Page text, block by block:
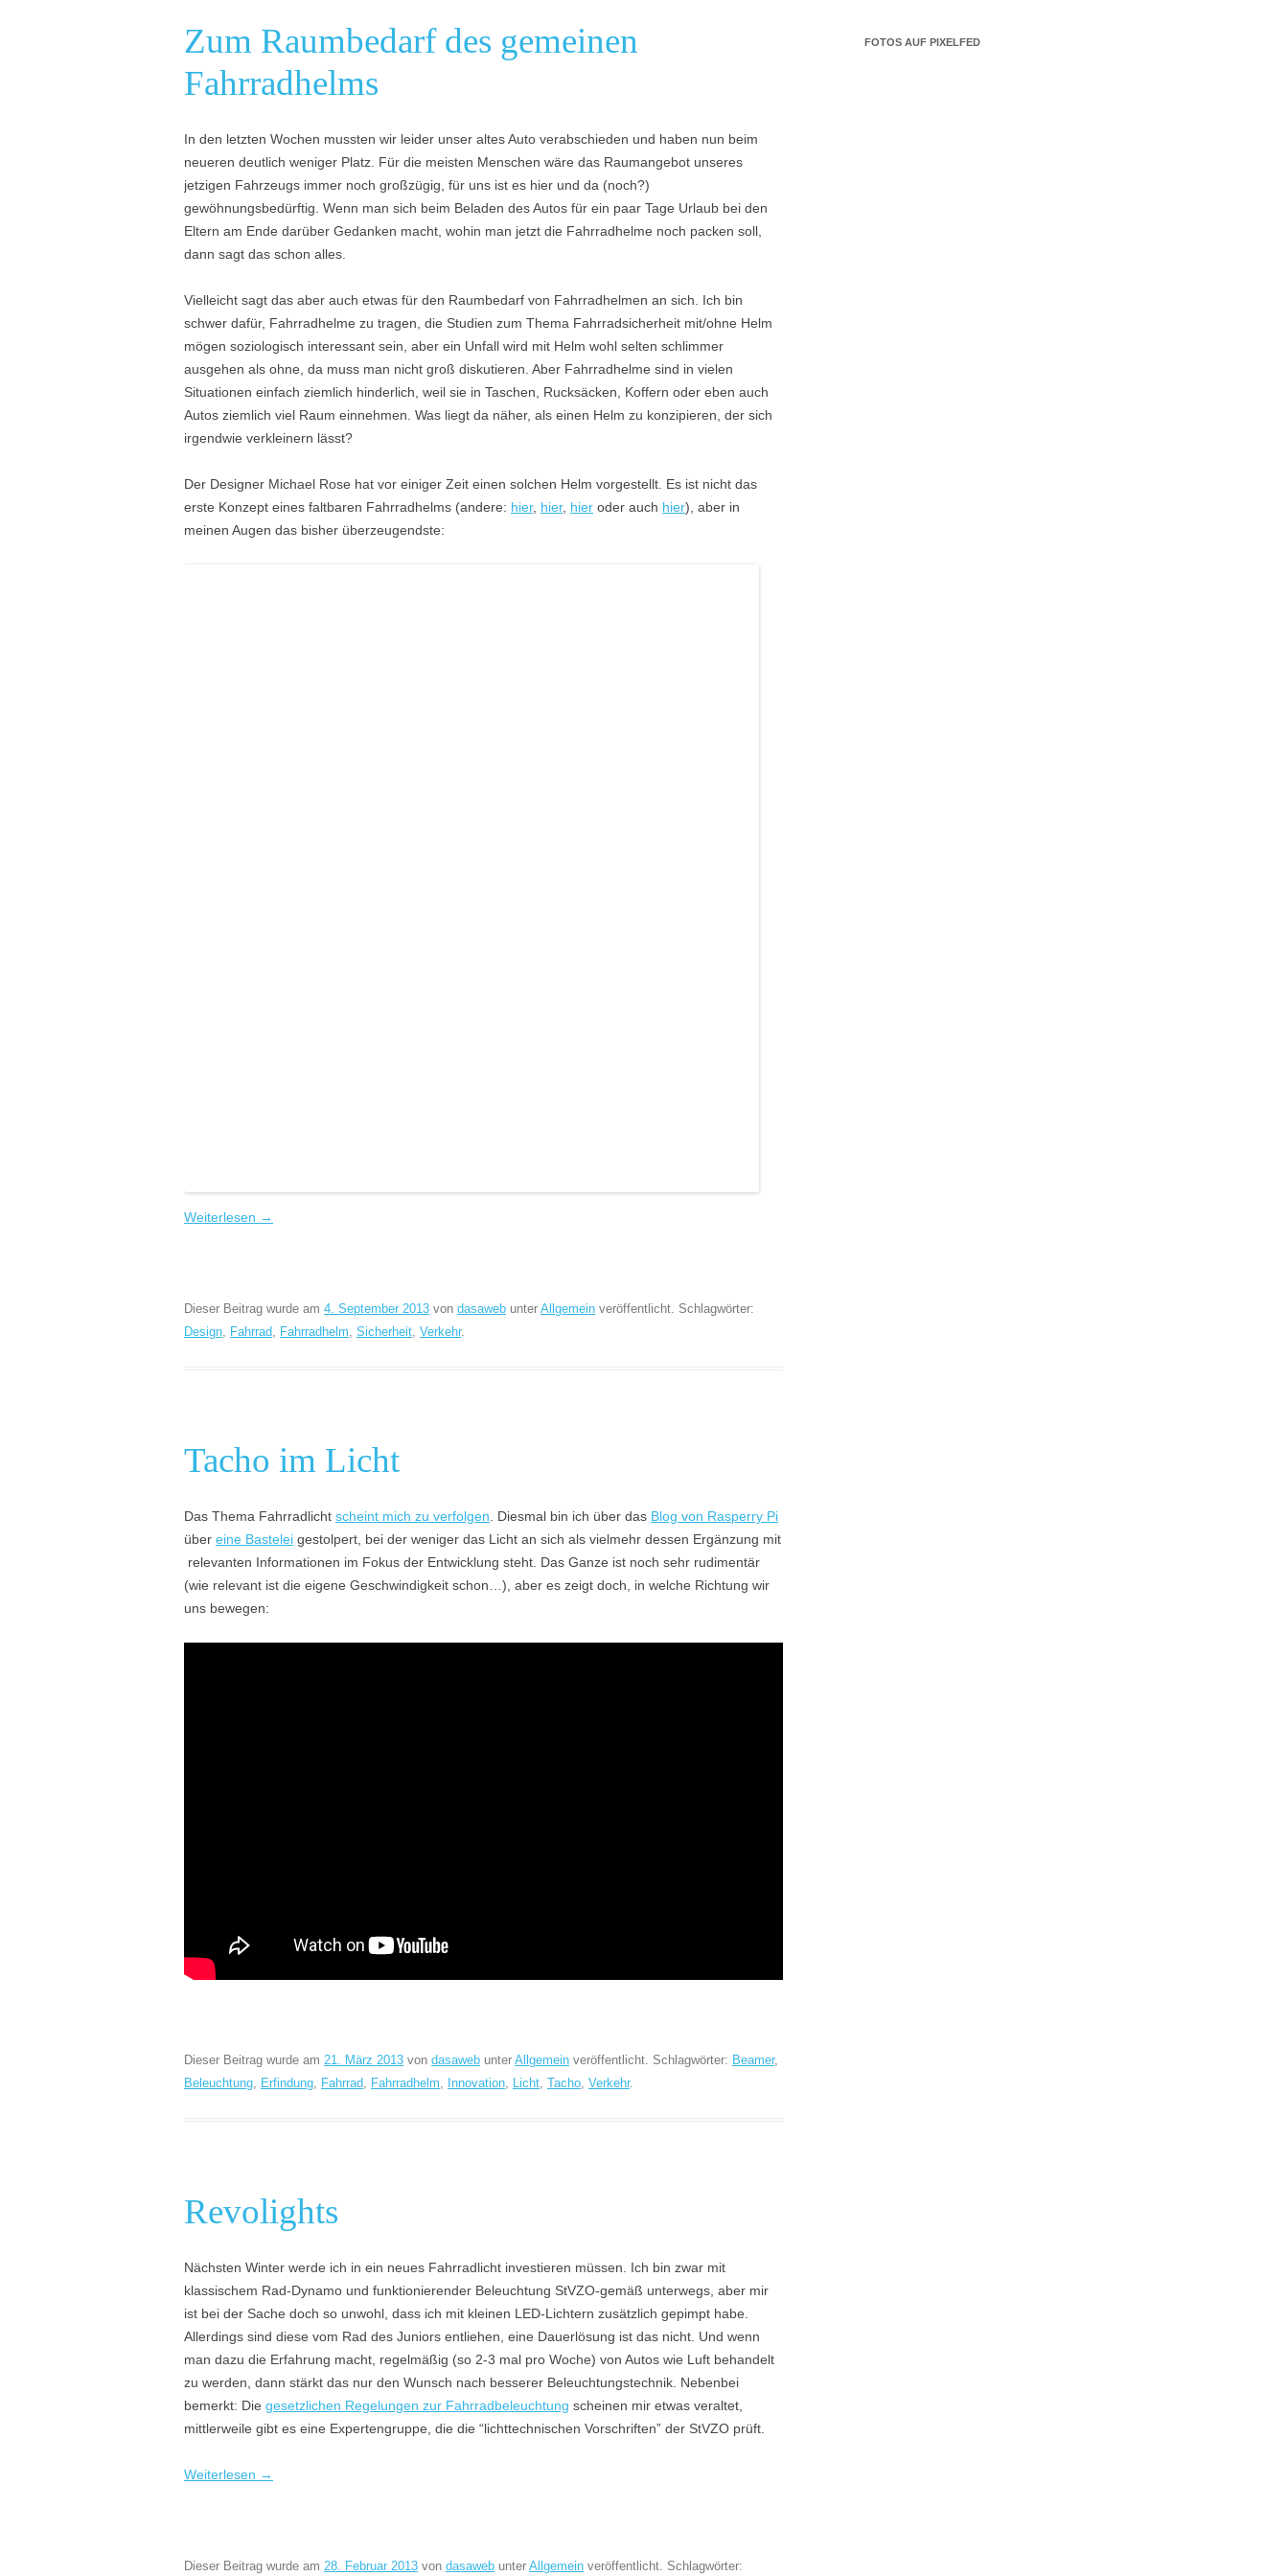
Zum Raumbedarf des gemeinen
Fahrradhelms
In den letzten Wochen mussten wir leider unser altes Auto verabschieden und haben nun beim
neueren deutlich weniger Platz. Für die meisten Menschen wäre das Raumangebot unseres
jetzigen Fahrzeugs immer noch großzügig, für uns ist es hier und da (noch?)
gewöhnungsbedürftig. Wenn man sich beim Beladen des Autos für ein paar Tage Urlaub bei den
Eltern am Ende darüber Gedanken macht, wohin man jetzt die Fahrradhelme noch packen soll,
dann sagt das schon alles.
Vielleicht sagt das aber auch etwas für den Raumbedarf von Fahrradhelmen an sich. Ich bin
schwer dafür, Fahrradhelme zu tragen, die Studien zum Thema Fahrradsicherheit mit/ohne Helm
mögen soziologisch interessant sein, aber ein Unfall wird mit Helm wohl selten schlimmer
ausgehen als ohne, da muss man nicht groß diskutieren. Aber Fahrradhelme sind in vielen
Situationen einfach ziemlich hinderlich, weil sie in Taschen, Rucksäcken, Koffern oder eben auch
Autos ziemlich viel Raum einnehmen. Was liegt da näher, als einen Helm zu konzipieren, der sich
irgendwie verkleinern lässt?
Der Designer Michael Rose hat vor einiger Zeit einen solchen Helm vorgestellt. Es ist nicht das
erste Konzept eines faltbaren Fahrradhelms (andere: hier, hier, hier oder auch hier), aber in
meinen Augen das bisher überzeugendste:
Weiterlesen →
Dieser Beitrag wurde am 4. September 2013 von dasaweb unter Allgemein veröffentlicht. Schlagwörter:
Design, Fahrrad, Fahrradhelm, Sicherheit, Verkehr.
Tacho im Licht
Das Thema Fahrradlicht scheint mich zu verfolgen . Diesmal bin ich über das Blog von Rasperry Pi
über eine Bastelei gestolpert, bei der weniger das Licht an sich als vielmehr dessen Ergänzung mit
relevanten Informationen im Fokus der Entwicklung steht. Das Ganze ist noch sehr rudimentär
(wie relevant ist die eigene Geschwindigkeit schon…), aber es zeigt doch, in welche Richtung wir
uns bewegen:
Dieser Beitrag wurde am 21. März 2013 von dasaweb unter Allgemein veröffentlicht. Schlagwörter: Beamer,
Beleuchtung Erfindung Fahrrad Fahrradhelm Innovation Licht Tacho Verkehr.
Revolights
Nächsten Winter werde ich in ein neues Fahrradlicht investieren müssen. Ich bin zwar mit
klassischem Rad-Dynamo und funktionierender Beleuchtung StVZO-gemäß unterwegs, aber mir
ist bei der Sache doch so unwohl, dass ich mit kleinen LED-Lichtern zusätzlich gepimpt habe.
Allerdings sind diese vom Rad des Juniors entliehen, eine Dauerlösung ist das nicht. Und wenn
man dazu die Erfahrung macht, regelmäßig (so 2-3 mal pro Woche) von Autos wie Luft behandelt
zu werden, dann stärkt das nur den Wunsch nach besserer Beleuchtungstechnik. Nebenbei
bemerkt: Die gesetzlichen Regelungen zur Fahrradbeleuchtung scheinen mir etwas veraltet,
mittlerweile gibt es eine Expertengruppe, die die “lichttechnischen Vorschriften” der StVZO prüft.
Weiterlesen →
Dieser Beitrag wurde am 28. Februar 2013 von dasaweb unter Allgemein veröffentlicht. Schlagwörter:
FOTOS AUF PIXELFED